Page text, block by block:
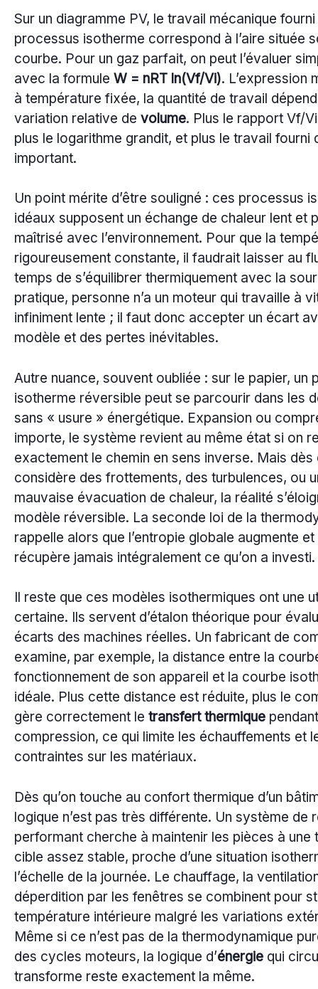
Sur un diagramme PV, le travail mécanique fourni
processus isotherme correspond à l’aire située
courbe. Pour un gaz parfait, on peut l’évaluer
avec la formule W = nRT ln(Vf/Vi). L’expression
à température fixée, la quantité de travail
variation relative de volume. Plus le rapport Vf/
plus le logarithme grandit, et plus le travail fourni
important.
Un point mérite d’être souligné : ces processus
idéaux supposent un échange de chaleur lent et
maîtrisé avec l’environnement. Pour que la
rigoureusement constante, il faudrait laisser au
temps de s’équilibrer thermiquement avec la
pratique, personne n’a un moteur qui travaille à
infiniment lente ; il faut donc accepter un écart
modèle et des pertes inévitables.
Autre nuance, souvent oubliée : sur le papier, un
isotherme réversible peut se parcourir dans les
sans « usure » énergétique. Expansion ou
importe, le système revient au même état si on
exactement le chemin en sens inverse. Mais dès
considère des frottements, des turbulences, ou
mauvaise évacuation de chaleur, la réalité
modèle réversible. La seconde loi de la
rappelle alors que l’entropie globale augmente et
récupère jamais intégralement ce qu’on a investi.
Il reste que ces modèles isothermiques ont une
certaine. Ils servent d’étalon théorique pour
écarts des machines réelles. Un fabricant de
examine, par exemple, la distance entre la
fonctionnement de son appareil et la courbe
idéale. Plus cette distance est réduite, plus le
gère correctement le transfert thermique
compression, ce qui limite les échauffements et
contraintes sur les matériaux.
Dès qu’on touche au confort thermique d’un
logique n’est pas très différente. Un système de
performant cherche à maintenir les pièces à une
cible assez stable, proche d’une situation
l’échelle de la journée. Le chauffage, la
déperdition par les fenêtres se combinent pour
température intérieure malgré les variations
Même si ce n’est pas de la thermodynamique
des cycles moteurs, la logique d’énergie qui
transforme reste exactement la même.